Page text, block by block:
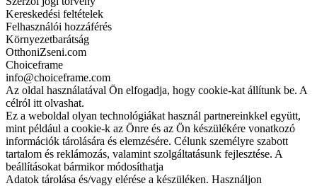
Kereskedési feltételek
Felhasználói hozzáférés
Környezetbarátság
OtthoniZseni.com
Choiceframe
info@choiceframe.com
Az oldal használatával Ön elfogadja, hogy cookie-kat állítunk be. A
célról itt olvashat.
Ez a weboldal olyan technológiákat használ partnereinkkel együtt,
mint például a cookie-k az Önre és az Ön készülékére vonatkozó
információk tárolására és elemzésére. Célunk személyre szabott
tartalom és reklámozás, valamint szolgáltatásunk fejlesztése. A
beállításokat bármikor módosíthatja
Adatok tárolása és/vagy elérése a készüléken. Használjon